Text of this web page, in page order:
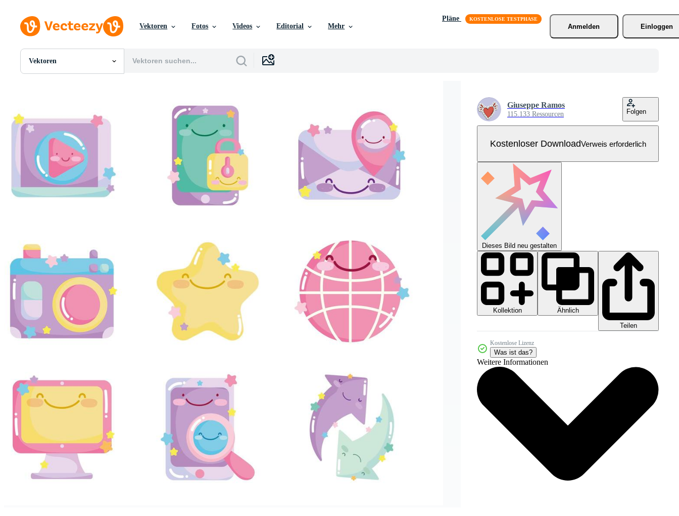
Vektoren Fotos Videos Editorial Mehr
Pläne
Anmelden
Einloggen
Vektoren
Alle Bilder
SVGs
Vektoren
Motion Graphics
Redaktionelle Bilder
Redaktionelle Ereignisse
Giuseppe Ramos
115.133 Ressourcen Folgen
Kostenloser DownloadVerweis erforderlich
Dieses Bild neu gestalten
Kollektion
Ähnlich
Teilen
Kostenlose Lizenz
Was ist das?
Weitere Informationen